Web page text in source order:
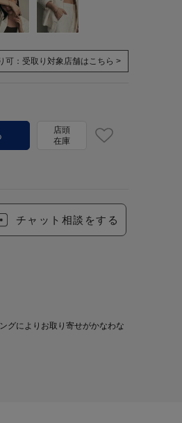
可： 受取り対象店舗はこちら >
店頭
在庫
チャット相談をする
グによりお取り寄せがかなわな